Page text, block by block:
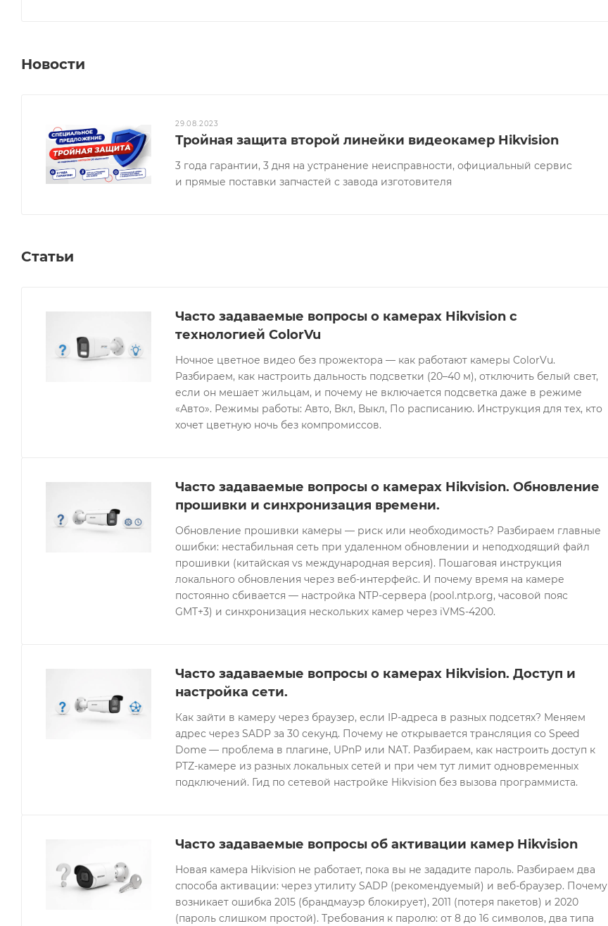
Новости
29.08.2023
Тройная защита второй линейки видеокамер Hikvision
3 года гарантии, 3 дня на устранение неисправности, официальный сервис
и прямые поставки запчастей с завода изготовителя
Статьи
Часто задаваемые вопросы о камерах Hikvision с
технологией ColorVu
Ночное цветное видео без прожектора — как работают камеры ColorVu.
Разбираем, как настроить дальность подсветки (20–40 м), отключить белый свет,
если он мешает жильцам, и почему не включается подсветка даже в режиме
«Авто». Режимы работы: Авто, Вкл, Выкл, По расписанию. Инструкция для тех, кто
хочет цветную ночь без компромиссов.
Часто задаваемые вопросы о камерах Hikvision. Обновление
прошивки и синхронизация времени.
Обновление прошивки камеры — риск или необходимость? Разбираем главные
ошибки: нестабильная сеть при удаленном обновлении и неподходящий файл
прошивки (китайская vs международная версия). Пошаговая инструкция
локального обновления через веб-интерфейс. И почему время на камере
постоянно сбивается — настройка NTP-сервера (pool.ntp.org, часовой пояс
GMT+3) и синхронизация нескольких камер через iVMS-4200.
Часто задаваемые вопросы о камерах Hikvision. Доступ и
настройка сети.
Как зайти в камеру через браузер, если IP-адреса в разных подсетях? Меняем
адрес через SADP за 30 секунд. Почему не открывается трансляция со Speed
Dome — проблема в плагине, UPnP или NAT. Разбираем, как настроить доступ к
PTZ-камере из разных локальных сетей и при чем тут лимит одновременных
подключений. Гид по сетевой настройке Hikvision без вызова программиста.
Часто задаваемые вопросы об активации камер Hikvision
Новая камера Hikvision не работает, пока вы не зададите пароль. Разбираем два
способа активации: через утилиту SADP (рекомендуемый) и веб-браузер. Почему
возникает ошибка 2015 (брандмауэр блокирует), 2011 (потеря пакетов) и 2020
(пароль слишком простой). Требования к паролю: от 8 до 16 символов, два типа